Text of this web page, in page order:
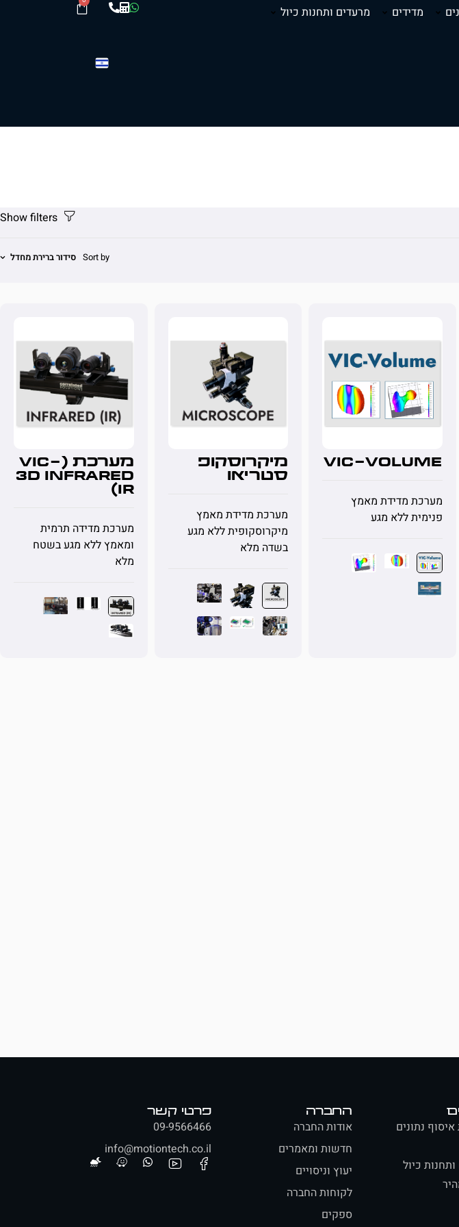
מדידים
מרעדים ותחנות כיול
Sort by סידור ברירת מחדל
VIC-Volume
מערכת מדידת מאמץ
פנימית ללא מגע
מיקרוסקופ
סטריאו
מערכת מדידת מאמץ
מיקרוסקופית ללא מגע
בשדה מלא
מערכת (VIC-
3D Infrared
(IR
מערכת מדידה תרמית
ומאמץ ללא מגע בשטח
מלא
נתונים
כיול
החברה
אודות החברה
חדשות ומאמרים
יעוץ וניסויים
לקוחות החברה
ספקים
פרטי קשר
09-9566466
info@motiontech.co.il